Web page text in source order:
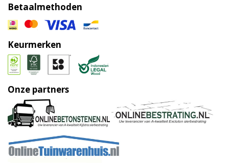
Betaalmethoden
Keurmerken
Onze partners